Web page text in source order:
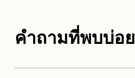
คำถามที่พบบ่อย